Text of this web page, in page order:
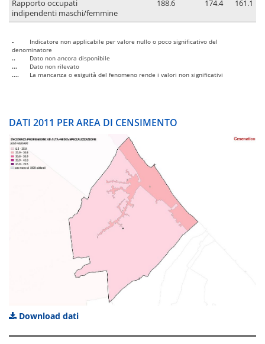
Rapporto occupati
indipendenti maschi/femmine
188.6 174.4 161.1
-
Indicatore non applicabile per valore nullo o poco significativo del
denominatore
..
Dato non ancora disponibile
...
Dato non rilevato
....
La mancanza o esiguità del fenomeno rende i valori non significativi
DATI 2011 PER AREA DI CENSIMENTO
Download dati